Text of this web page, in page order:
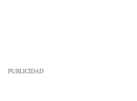
PUBLICIDAD